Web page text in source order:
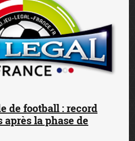
de football : record
après la phase de